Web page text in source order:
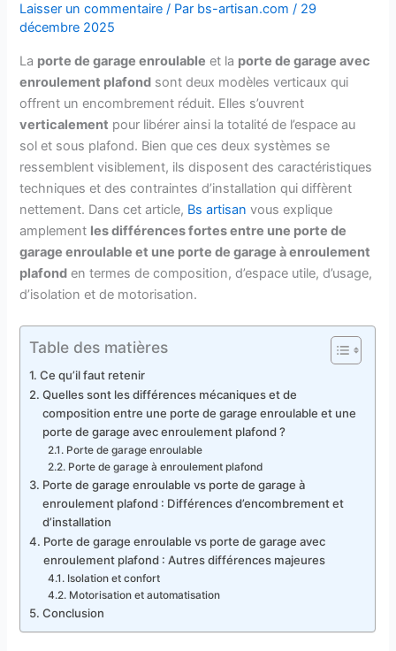
Laisser un commentaire / Par bs-artisan.com/ 29
décembre 2025
La porte de garage enroulable et la porte de garage avec
enroulement plafond sont deux modèles verticaux qui
offrent un encombrement réduit. Elles s’ouvrent
verticalement pour libérer ainsi la totalité de l’espace au
sol et sous plafond. Bien que ces deux systèmes se
ressemblent visiblement, ils disposent des caractéristiques
techniques et des contraintes d’installation qui diffèrent
nettement. Dans cet article, Bs artisan vous explique
amplement les différences fortes entre une porte de
garage enroulable et une porte de garage à enroulement
plafond en termes de composition, d’espace utile, d’usage,
d’isolation et de motorisation.
Table des matières
Ce qu’il faut retenir
Quelles sont les différences mécaniques et de
composition entre une porte de garage enroulable et une
porte de garage avec enroulement plafond ?
Porte de garage enroulable
Porte de garage à enroulement plafond
Porte de garage enroulable vs porte de garage à
enroulement plafond : Différences d’encombrement et
d’installation
Porte de garage enroulable vs porte de garage avec
enroulement plafond : Autres différences majeures
Isolation et confort
Motorisation et automatisation
Conclusion